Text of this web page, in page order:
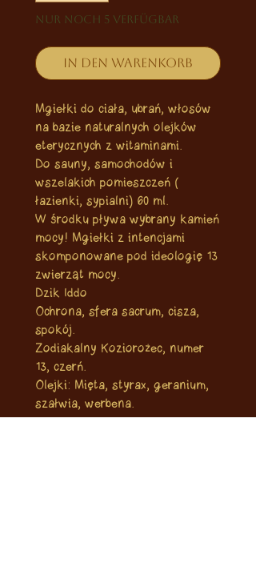
Nur noch 5 verfügbar
In den Warenkorb
Mgiełki do ciała, ubrań, włosów
na bazie naturalnych olejków
eterycznych z witaminami.
Do sauny, samochodów i
wszelakich pomieszczeń (
łazienki, sypialni) 60 ml.
W środku pływa wybrany kamień
mocy! Mgiełki z intencjami
skomponowane pod ideologię 13
zwierząt mocy.
Dzik Iddo
Ochrona, sfera sacrum, cisza,
spokój.
Zodiakalny Koziorożec, numer
13, czerń.
Olejki: Mięta, styrax, geranium,
szałwia, werbena.